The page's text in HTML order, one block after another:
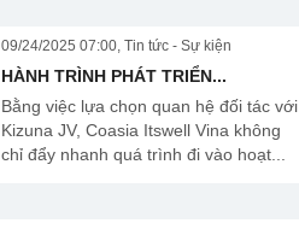
09/24/2025 07:00, Tin tức - Sự kiện
HÀNH TRÌNH PHÁT TRIỂN...
Bằng việc lựa chọn quan hệ đối tác với
Kizuna JV, Coasia Itswell Vina không
chỉ đẩy nhanh quá trình đi vào hoạt...